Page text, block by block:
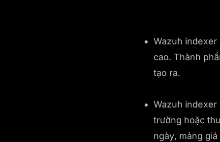
Wazuh indexer
cao. Thành
tạo ra.
Wazuh
trường hoặc
ngày, mảng